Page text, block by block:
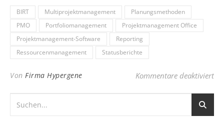
BIRT Multiprojektmanagement
Planungsmethoden
PMO
Portfoliomanagement
Projektmanagement Office
Projektmanagement-Software
Reporting
Ressourcenmanagement
Statusberichte
Von Firma Hypergene Kommentare deaktiviertfür